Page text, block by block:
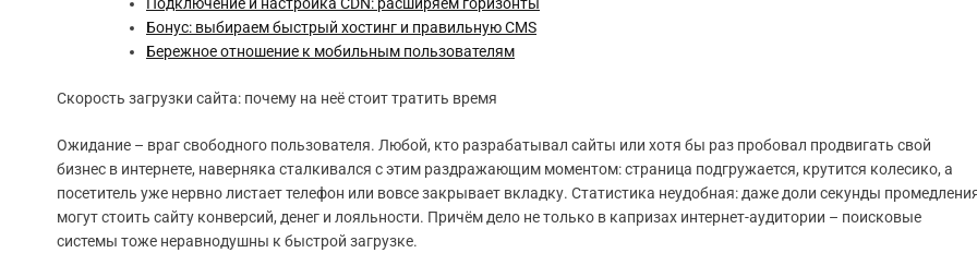
Бонус: выбираем быстрый хостинг и правильную CMS
Бережное отношение к мобильным пользователям
Скорость загрузки сайта: почему на неё стоит тратить время
Ожидание – враг свободного пользователя. Любой, кто разрабатывал сайты или хотя бы раз пробовал продвигать свой
бизнес в интернете, наверняка сталкивался с этим раздражающим моментом: страница подгружается, крутится колесико, а
посетитель уже нервно листает телефон или вовсе закрывает вкладку. Статистика неудобная: даже доли секунды
могут стоить сайту конверсий, денег и лояльности. Причём дело не только в капризах интернет-аудитории – поисковые
системы тоже неравнодушны к быстрой загрузке.